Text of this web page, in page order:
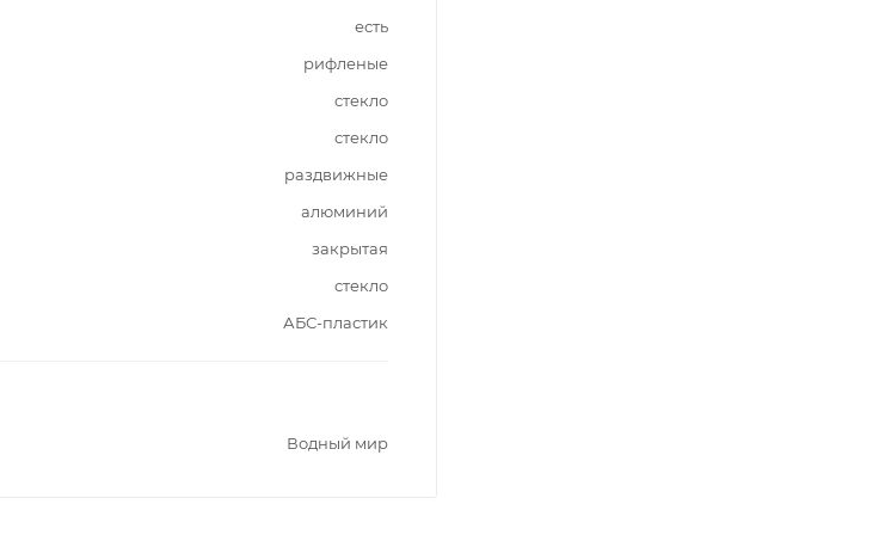
есть
рифленые
стекло
стекло
раздвижные
алюминий
закрытая
стекло
АБС-пластик
Водный мир